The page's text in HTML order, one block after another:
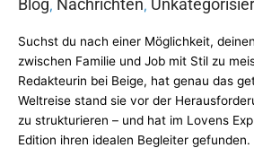
Blog, Nachrichten,
Suchst du nach einer Möglichkeit,
zwischen Familie und Job mit Stil zu
Redakteurin bei Beige, hat genau das
Weltreise stand sie vor der
zu strukturieren – und hat im Lovens
Edition ihren idealen Begleiter